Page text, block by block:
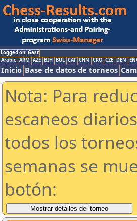
Logged on: Gast
Arabic ARM AZE BIH BUL CAT CHN CRO CZE DEN
Inicio Base de datos de torneos
Nota: Para
escaneos
todos los
semanas se
botón: